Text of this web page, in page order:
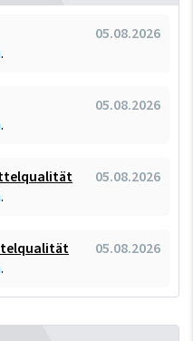
05.08.2026
.
05.08.2026
.
05.08.2026
.
05.08.2026
.